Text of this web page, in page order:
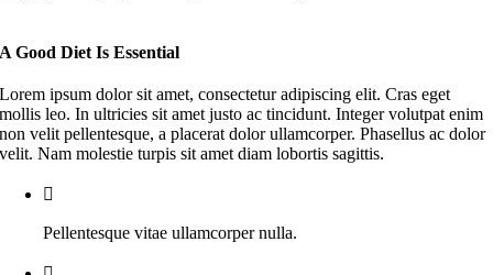
A Good Diet Is Essential
Lorem ipsum dolor sit amet, consectetur adipiscing elit. Cras eget
mollis leo. In ultricies sit amet justo ac tincidunt. Integer volutpat enim
non velit pellentesque, a placerat dolor ullamcorper. Phasellus ac dolor
velit. Nam molestie turpis sit amet diam lobortis sagittis.
Pellentesque vitae ullamcorper nulla.